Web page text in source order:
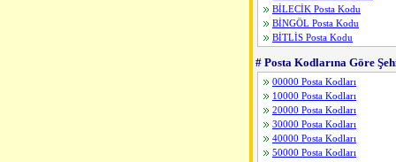
BİLECİK Posta Kodu
BİNGÖL Posta Kodu
BİTLİS Posta Kodu
BURDUR Posta Kodu
BURSA Posta Kodu
ÇANAKKALE Posta Kodu
ÇANKIRI Posta Kodu
ÇORUM Posta Kodu
DENİZLİ Posta Kodu
DİYARBAKIR Posta Kodu
# Posta Kodlarına Göre
00000 Posta Kodları
10000 Posta Kodları
20000 Posta Kodları
30000 Posta Kodları
40000 Posta Kodları
50000 Posta Kodları